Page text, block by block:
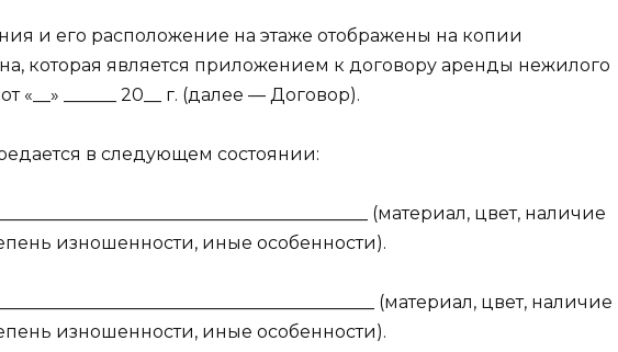
и его расположение на этаже отображены на копии
которая является приложением к договору аренды нежилого
«__» ______ 20__ г. (далее — Договор).
в следующем состоянии:
(материал, цвет, наличие
изношенности, иные особенности).
(материал, цвет, наличие
изношенности, иные особенности).